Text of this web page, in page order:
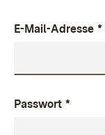
E-Mail-Adresse *
Passwort *